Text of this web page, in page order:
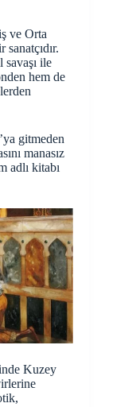
ve Orta
ile
hem de
gitmeden
manasız
adlı kitabı
Kuzey